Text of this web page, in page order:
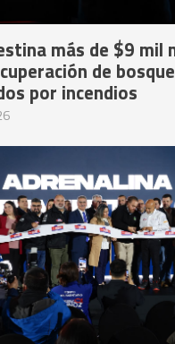
más de $9 mil
de
por incendios